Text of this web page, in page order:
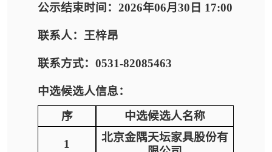
公示结束时间：2026年06月30日 17:00
联系人：王梓昂
联系方式：0531-82085463
中选候选人信息：
序
中选候选人名称
1
北京金隅天坛家具股份有